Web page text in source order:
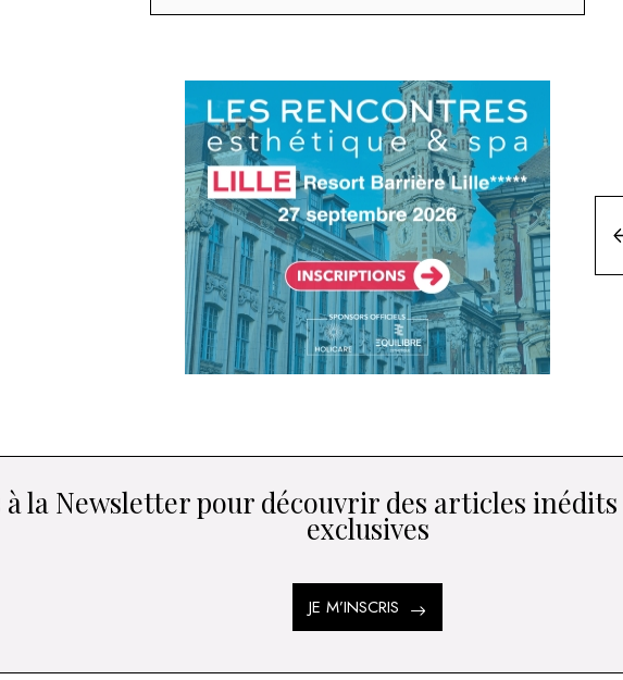
la Newsletter pour découvrir des articles
exclusives
JE M’INSCRIS